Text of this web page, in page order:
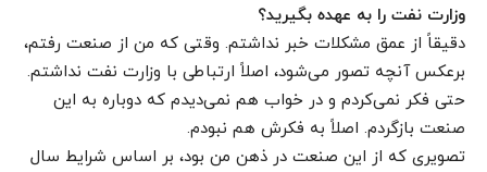
وزارت نفت را به عهده بگیرید؟
دقیقاً از عمق مشکلات خبر نداشتم. وقتی که من از صنعت رفتم،
برعکس آنچه تصور می‌شود، اصلاً ارتباطی با وزارت نفت نداشتم.
حتی فکر نمی‌کردم و در خواب هم نمی‌دیدم که دوباره به این
صنعت بازگردم. اصلاً به فکرش هم نبودم.
تصویری که از این صنعت در ذهن من بود، بر اساس شرایط سال